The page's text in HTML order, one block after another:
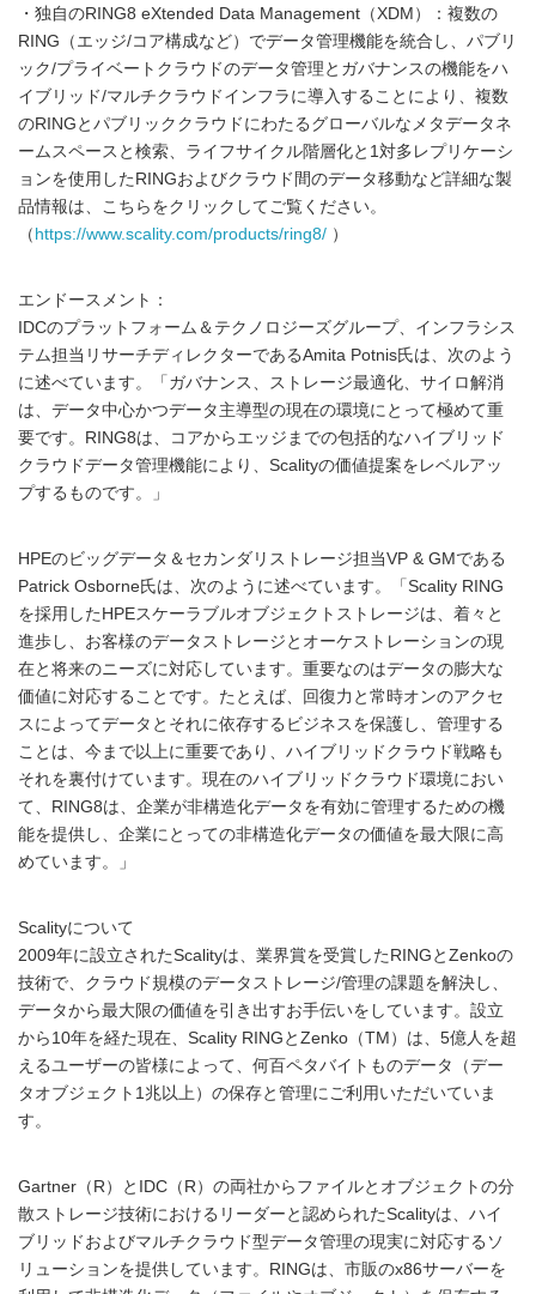
・独自のRING8 eXtended Data Management（XDM）：複数の
RING（エッジ/コア構成など）でデータ管理機能を統合し、パブリ
ック/プライベートクラウドのデータ管理とガバナンスの機能をハ
イブリッド/マルチクラウドインフラに導入することにより、複数
のRINGとパブリッククラウドにわたるグローバルなメタデータネ
ームスペースと検索、ライフサイクル階層化と1対多レプリケーシ
ョンを使用したRINGおよびクラウド間のデータ移動など詳細な製
品情報は、こちらをクリックしてご覧ください。
（ https://www.scality.com/products/ring8/ ）
エンドースメント：
IDCのプラットフォーム＆テクノロジーズグループ、インフラシス
テム担当リサーチディレクターであるAmita Potnis氏は、次のよう
に述べています。「ガバナンス、ストレージ最適化、サイロ解消
は、データ中心かつデータ主導型の現在の環境にとって極めて重
要です。RING8は、コアからエッジまでの包括的なハイブリッド
クラウドデータ管理機能により、Scalityの価値提案をレベルアッ
プするものです。」
HPEのビッグデータ＆セカンダリストレージ担当VP & GMである
Patrick Osborne氏は、次のように述べています。「Scality RING
を採用したHPEスケーラブルオブジェクトストレージは、着々と
進歩し、お客様のデータストレージとオーケストレーションの現
在と将来のニーズに対応しています。重要なのはデータの膨大な
価値に対応することです。たとえば、回復力と常時オンのアクセ
スによってデータとそれに依存するビジネスを保護し、管理する
ことは、今まで以上に重要であり、ハイブリッドクラウド戦略も
それを裏付けています。現在のハイブリッドクラウド環境におい
て、RING8は、企業が非構造化データを有効に管理するための機
能を提供し、企業にとっての非構造化データの価値を最大限に高
めています。」
Scalityについて
2009年に設立されたScalityは、業界賞を受賞したRINGとZenkoの
技術で、クラウド規模のデータストレージ/管理の課題を解決し、
データから最大限の価値を引き出すお手伝いをしています。設立
から10年を経た現在、Scality RINGとZenko（TM）は、5億人を超
えるユーザーの皆様によって、何百ペタバイトものデータ（デー
タオブジェクト1兆以上）の保存と管理にご利用いただいていま
す。
Gartner（R）とIDC（R）の両社からファイルとオブジェクトの分
散ストレージ技術におけるリーダーと認められたScalityは、ハイ
ブリッドおよびマルチクラウド型データ管理の現実に対応するソ
リューションを提供しています。RINGは、市販のx86サーバーを